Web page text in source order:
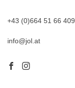
+43 (0)664 51 66 409
info@jol.at